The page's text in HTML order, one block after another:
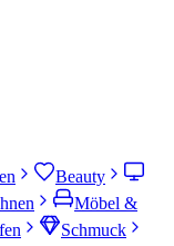
Beauty
Möbel &
Schmuck